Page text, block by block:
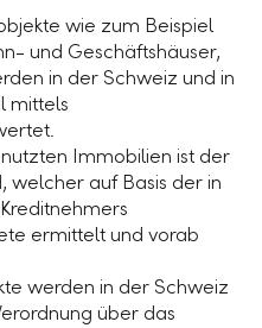
wie zum Beispiel
und Geschäftshäuser,
in der Schweiz und in
mittels
Immobilien ist der
welcher auf Basis der in
ermittelt und vorab
werden in der Schweiz
über das